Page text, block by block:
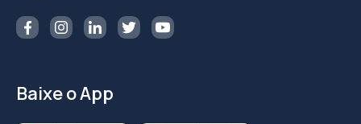
Baixe o App